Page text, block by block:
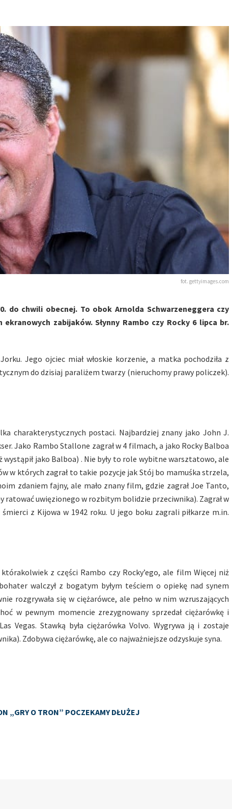
fot. gettyimages.com
chwili obecnej. To obok Arnolda Schwarzeneggera czy
zabijaków. Słynny Rambo czy Rocky 6 lipca br.
Jego ojciec miał włoskie korzenie, a matka pochodziła z
do dzisiaj paraliżem twarzy (nieruchomy prawy policzek).
charakterystycznych postaci. Najbardziej znany jako John J.
Jako Rambo Stallone zagrał w 4 filmach, a jako Rocky Balboa
jako Balboa) . Nie były to role wybitne warsztatowo, ale
w których zagrał to takie pozycje jak Stój bo mamuśka strzela,
zdaniem fajny, ale mało znany film, gdzie zagrał Joe Tanto,
ratować uwięzionego w rozbitym bolidzie przeciwnika). Zagrał w
z Kijowa w 1942 roku. U jego boku zagrali piłkarze m.in.
z części Rambo czy Rocky’ego, ale film Więcej niż
walczył z bogatym byłym teściem o opiekę nad synem
rozgrywała się w ciężarówce, ale pełno w nim wzruszających
w pewnym momencie zrezygnowany sprzedał ciężarówkę i
Vegas. Stawką była ciężarówka Volvo. Wygrywa ją i zostaje
Zdobywa ciężarówkę, ale co najważniejsze odzyskuje syna.
„GRY O TRON” POCZEKAMY DŁUŻEJ